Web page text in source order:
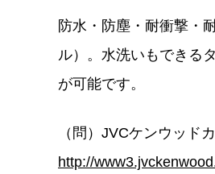
防水・防塵・耐衝撃・
ル）。水洗いもできる
が可能です。
（問）JVCケンウッ
http://